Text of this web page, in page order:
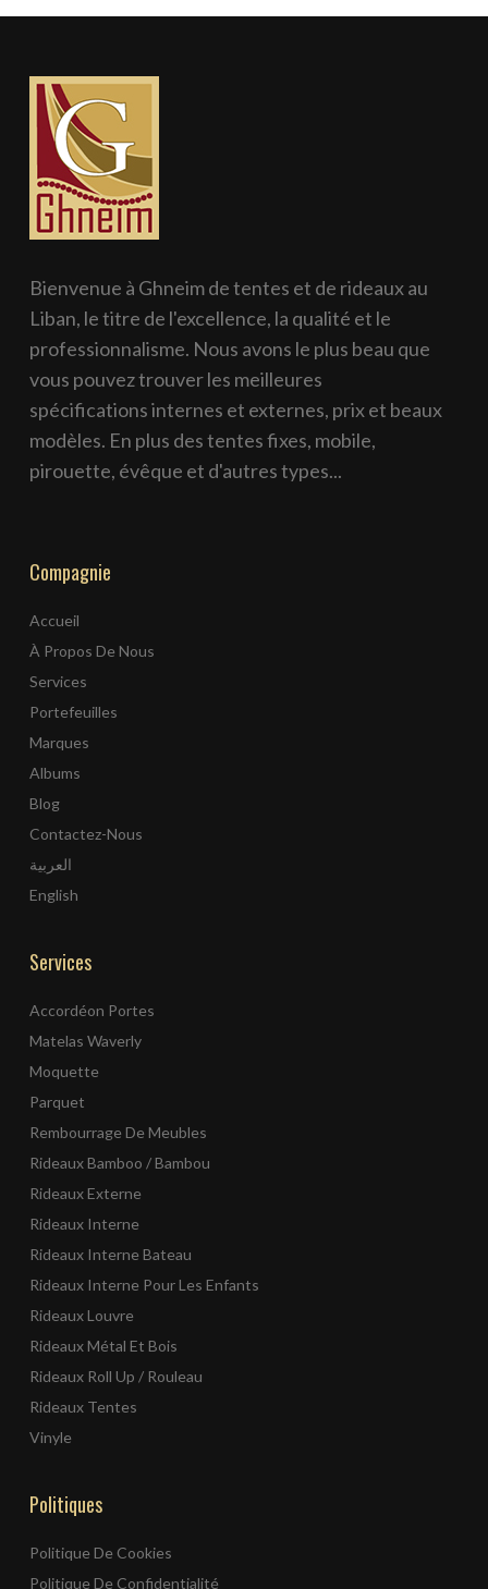
Bienvenue à Ghneim de tentes et de rideaux au
Liban, le titre de l'excellence, la qualité et le
professionnalisme. Nous avons le plus beau que
vous pouvez trouver les meilleures
spécifications internes et externes, prix et beaux
modèles. En plus des tentes fixes, mobile,
pirouette, évêque et d'autres types...
Compagnie
Accueil
À Propos De Nous
Services
Portefeuilles
Marques
Albums
Blog
Contactez-Nous
العربية
English
Services
Accordéon Portes
Matelas Waverly
Moquette
Parquet
Rembourrage De Meubles
Rideaux Bamboo / Bambou
Rideaux Externe
Rideaux Interne
Rideaux Interne Bateau
Rideaux Interne Pour Les Enfants
Rideaux Louvre
Rideaux Métal Et Bois
Rideaux Roll Up / Rouleau
Rideaux Tentes
Vinyle
Politiques
Politique De Cookies
Politique De Confidentialité